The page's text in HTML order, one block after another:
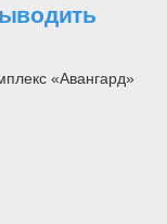
«Авангард»